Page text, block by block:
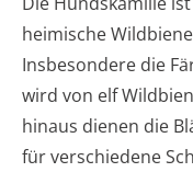
heimische
Insbesondere die
wird von elf
hinaus dienen die
für verschiedene